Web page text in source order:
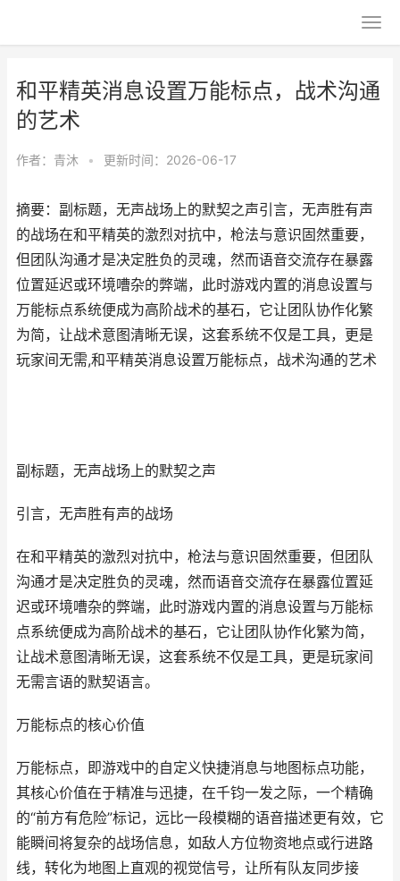
和平精英消息设置万能标点，战术沟通
的艺术
作者： 青沐 • 更新时间：2026-06-17
摘要：副标题，无声战场上的默契之声引言，无声胜有声
的战场在和平精英的激烈对抗中，枪法与意识固然重要，
但团队沟通才是决定胜负的灵魂，然而语音交流存在暴露
位置延迟或环境嘈杂的弊端，此时游戏内置的消息设置与
万能标点系统便成为高阶战术的基石，它让团队协作化繁
为简，让战术意图清晰无误，这套系统不仅是工具，更是
玩家间无需,和平精英消息设置万能标点，战术沟通的艺术
副标题，无声战场上的默契之声
引言，无声胜有声的战场
在和平精英的激烈对抗中，枪法与意识固然重要，但团队
沟通才是决定胜负的灵魂，然而语音交流存在暴露位置延
迟或环境嘈杂的弊端，此时游戏内置的消息设置与万能标
点系统便成为高阶战术的基石，它让团队协作化繁为简，
让战术意图清晰无误，这套系统不仅是工具，更是玩家间
无需言语的默契语言。
万能标点的核心价值
万能标点，即游戏中的自定义快捷消息与地图标点功能，
其核心价值在于精准与迅捷，在千钧一发之际，一个精确
的“前方有危险”标记，远比一段模糊的语音描述更有效，它
能瞬间将复杂的战场信息，如敌人方位物资地点或行进路
线，转化为地图上直观的视觉信号，让所有队友同步接